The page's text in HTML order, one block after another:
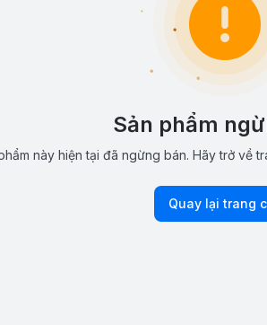
Sản phẩm
này hiện tại đã ngừng bán. Hãy trở về
Quay lại trang